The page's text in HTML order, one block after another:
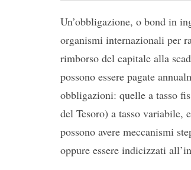
Un’obbligazione, o bond in
organismi internazionali per
rimborso del capitale alla
possono essere pagate
obbligazioni: quelle a tasso
del Tesoro) a tasso
possono avere meccanismi
oppure essere indicizzati